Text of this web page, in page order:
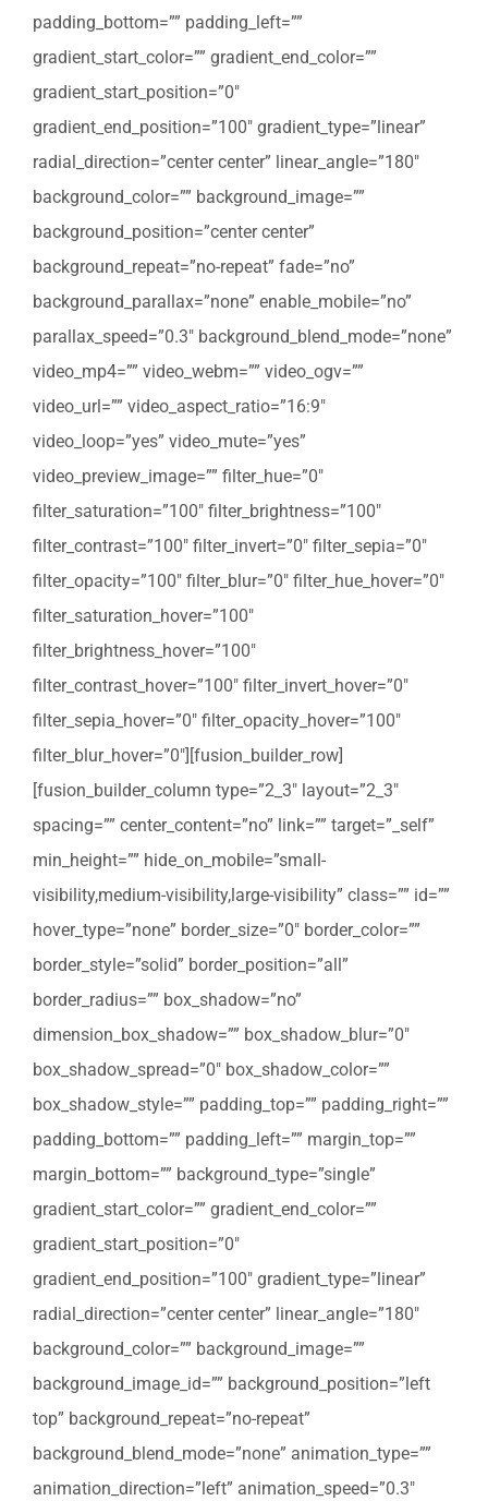
padding_bottom=”” padding_left=””
gradient_start_color=”” gradient_end_color=””
gradient_start_position=”0″
gradient_end_position=”100″ gradient_type=”linear”
radial_direction=”center center” linear_angle=”180″
background_color=”” background_image=””
background_position=”center center”
background_repeat=”no-repeat” fade=”no”
background_parallax=”none” enable_mobile=”no”
parallax_speed=”0.3″ background_blend_mode=”none”
video_mp4=”” video_webm=”” video_ogv=””
video_url=”” video_aspect_ratio=”16:9″
video_loop=”yes” video_mute=”yes”
video_preview_image=”” filter_hue=”0″
filter_saturation=”100″ filter_brightness=”100″
filter_contrast=”100″ filter_invert=”0″ filter_sepia=”0″
filter_opacity=”100″ filter_blur=”0″ filter_hue_hover=”0″
filter_saturation_hover=”100″
filter_brightness_hover=”100″
filter_contrast_hover=”100″ filter_invert_hover=”0″
filter_sepia_hover=”0″ filter_opacity_hover=”100″
filter_blur_hover=”0″][fusion_builder_row]
[fusion_builder_column type=”2_3″ layout=”2_3″
spacing=”” center_content=”no” link=”” target=”_self”
min_height=”” hide_on_mobile=”small-
visibility,medium-visibility,large-visibility” class=”” id=””
hover_type=”none” border_size=”0″ border_color=””
border_style=”solid” border_position=”all”
border_radius=”” box_shadow=”no”
dimension_box_shadow=”” box_shadow_blur=”0″
box_shadow_spread=”0″ box_shadow_color=””
box_shadow_style=”” padding_top=”” padding_right=””
padding_bottom=”” padding_left=”” margin_top=””
margin_bottom=”” background_type=”single”
gradient_start_color=”” gradient_end_color=””
gradient_start_position=”0″
gradient_end_position=”100″ gradient_type=”linear”
radial_direction=”center center” linear_angle=”180″
background_color=”” background_image=””
background_image_id=”” background_position=”left
top” background_repeat=”no-repeat”
background_blend_mode=”none” animation_type=””
animation_direction=”left” animation_speed=”0.3″